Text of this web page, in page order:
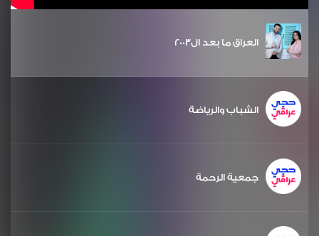
العراق ما بعد ال2003
الشباب والرياضة
جمعية الرحمة